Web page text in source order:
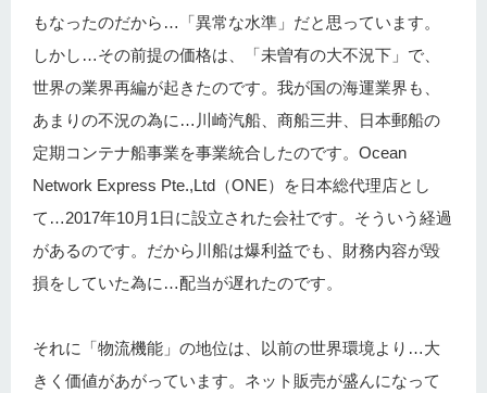
もなったのだから…「異常な水準」だと思っています。
しかし…その前提の価格は、「未曽有の大不況下」で、
世界の業界再編が起きたのです。我が国の海運業界も、
あまりの不況の為に…川崎汽船、商船三井、日本郵船の
定期コンテナ船事業を事業統合したのです。Ocean
Network Express Pte.,Ltd（ONE）を日本総代理店とし
て…2017年10月1日に設立された会社です。そういう経過
があるのです。だから川船は爆利益でも、財務内容が毀
損をしていた為に…配当が遅れたのです。
それに「物流機能」の地位は、以前の世界環境より…大
きく価値があがっています。ネット販売が盛んになって